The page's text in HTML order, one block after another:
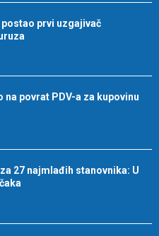
prvi uzgajivač
na povrat PDV-a za kupovinu
27 najmlađih stanovnika: U